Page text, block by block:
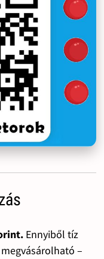
Ennyiből tíz
–